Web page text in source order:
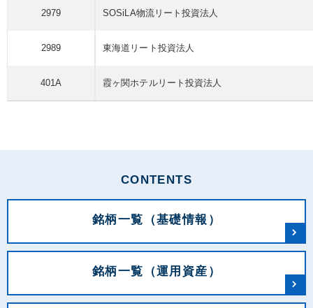
2979 SOSiLA物流リート投資法人
2989 東海道リート 投資法人
401A 霞ヶ関ホテルリート 投資法人
CONTENTS
銘柄一覧（基礎情報）
銘柄一覧（運用資産）